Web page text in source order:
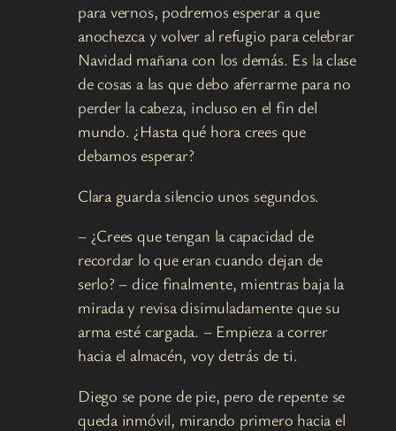
para vernos, podremos esperar a que
anochezca y volver al refugio para celebrar
Navidad mañana con los demás. Es la clase
de cosas a las que debo aferrarme para no
perder la cabeza, incluso en el fin del
mundo. ¿Hasta qué hora crees que
debamos esperar?
Clara guarda silencio unos segundos.
– ¿Crees que tengan la capacidad de
recordar lo que eran cuando dejan de
serlo? – dice finalmente, mientras baja la
mirada y revisa disimuladamente que su
arma esté cargada. – Empieza a correr
hacia el almacén, voy detrás de ti.
Diego se pone de pie, pero de repente se
queda inmóvil, mirando primero hacia el